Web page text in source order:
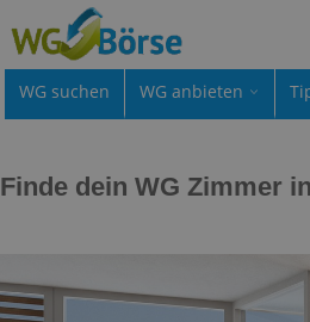
WG suchen WG anbieten
Finde dein WG Zimmer